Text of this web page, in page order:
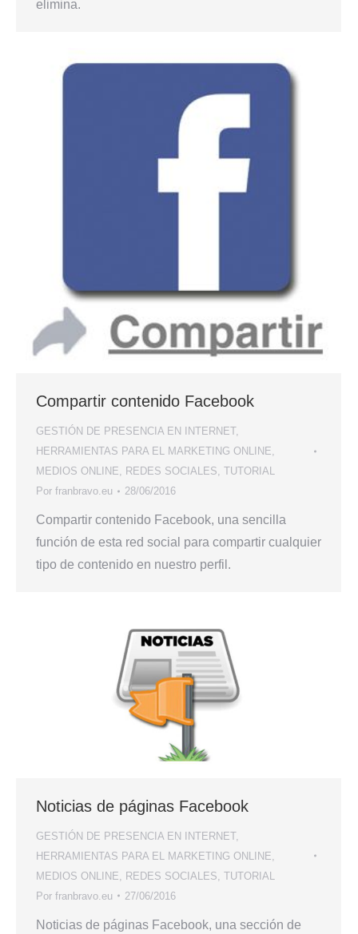
elimina.
Compartir contenido Facebook
GESTIÓN DE PRESENCIA EN INTERNET,
HERRAMIENTAS PARA EL MARKETING ONLINE,
MEDIOS ONLINE, REDES SOCIALES, TUTORIAL
Por franbravo.eu 28/06/2016
Compartir contenido Facebook, una sencilla
función de esta red social para compartir cualquier
tipo de contenido en nuestro perfil.
Noticias de páginas Facebook
GESTIÓN DE PRESENCIA EN INTERNET,
HERRAMIENTAS PARA EL MARKETING ONLINE
MEDIOS ONLINE
REDES SOCIALES TUTORIAL
Por franbravo.eu 27/06/2016
Noticias de páginas Facebook, una sección de